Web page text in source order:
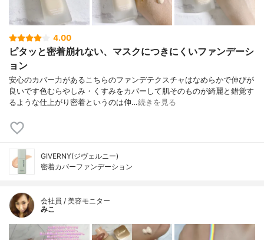
4.00
ピタッと密着崩れない、マスクにつきにくいファンデーシ
ョン
安心のカバー力があるこちらのファンデテクスチャはなめらかで伸びが
良いです色むらやしみ・くすみをカバーして肌そのものが綺麗と錯覚す
るような仕上がり密着というのは伸…続きを見る
GIVERNY(ジヴェルニー)
密着カバーファンデーション
会社員 / 美容モニター
みこ